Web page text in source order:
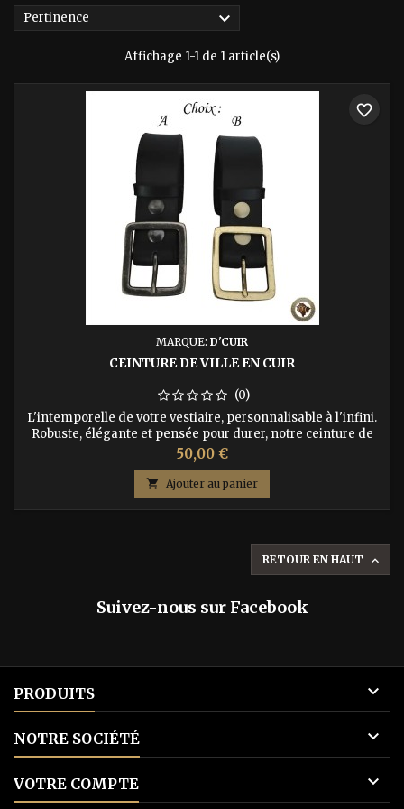
Pertinence 
Affichage 1-1 de 1 article(s)
MARQUE: D'CUIR
CEINTURE DE VILLE EN CUIR
(0)
L'intemporelle de votre vestiaire, personnalisable à l'infini.
Robuste, élégante et pensée pour durer, notre ceinture de
ville en cuir noir est l'accessoire indispensable du quotidien.
Conçue de manière artisanale dans un cuir sélectionné pour
sa tenue, elle se distingue par sa modularité unique : grâce à
un système ingénieux de deux boutons-pression,...
Prix
50,00 €
 Ajouter au panier
favorite_border
RETOUR EN HAUT 
Suivez-nous sur Facebook
PRODUITS 
NOTRE SOCIÉTÉ 
VOTRE COMPTE 